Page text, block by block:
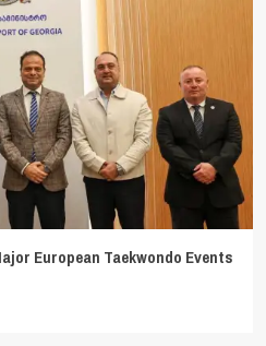
European Taekwondo Events